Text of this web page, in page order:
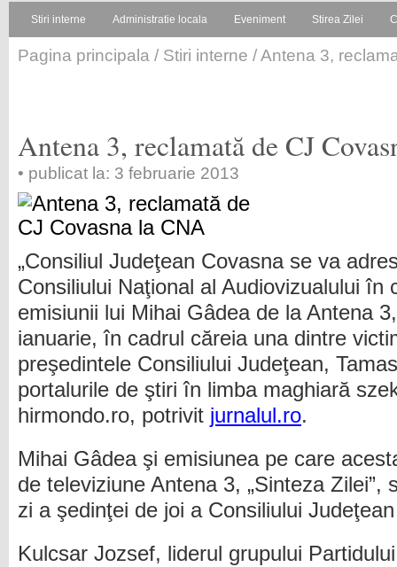
Stiri interne Administratie locala Eveniment Stirea Zilei
Pagina principala / Stiri interne / Antena 3,
Antena 3, reclamată de CJ
• publicat la: 3 februarie 2013
„Consiliul Judeţean Covasna se va
Consiliului Naţional al Audiovizualului în
emisiunii lui Mihai Gâdea de la Antena
ianuarie, în cadrul căreia una dintre
preşedintele Consiliului Judeţean,
portalurile de ştiri în limba maghiară
hirmondo.ro, potrivit jurnalul.ro.
Mihai Gâdea şi emisiunea pe care
de televiziune Antena 3, „Sinteza Zilei”,
zi a şedinţei de joi a Consiliului
Kulcsar Jozsef, liderul grupului